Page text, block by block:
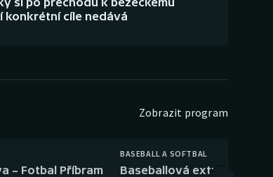
konkrétní cíle nedává
Zobrazit program
– Fotbal Příbram
BASEBALL A SOFTBAL
Baseballová extraliga: